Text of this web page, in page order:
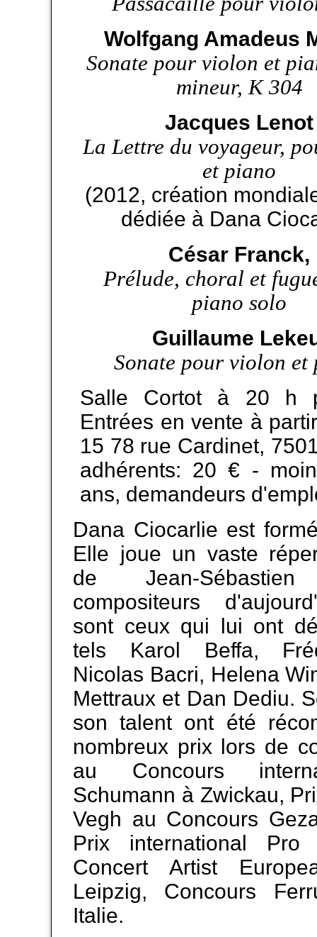
Wolfgang Amadeus
Sonate pour violon et
mineur, K 304
Jacques Lenot
La Lettre du voyageur,
et piano
(2012, création
dédiée à Dana
César Franck,
Prélude, choral et
piano solo
Guillaume
Sonate pour violon et
Salle Cortot à 20 h
Entrées en vente à
15 78 rue Cardinet,
adhérents: 20 € -
ans, demandeurs
Dana Ciocarlie est
Elle joue un vaste
de Jean-
compositeurs
sont ceux qui lui ont
tels Karol Beffa,
Nicolas Bacri, Helena
Mettraux et Dan Dediu.
son talent ont été
nombreux prix lors de
au Concours
Schumann à Zwickau,
Vegh au Concours
Prix international Pro
Concert Artist
Leipzig, Concours
Italie.